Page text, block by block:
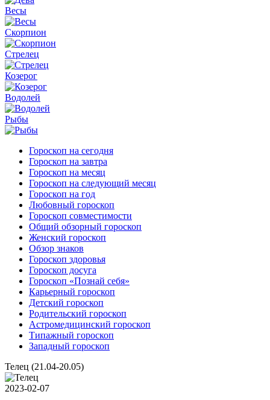
Весы
Скорпион
Стрелец
Козерог
Водолей
Рыбы
Гороскоп на сегодня
Гороскоп на завтра
Гороскоп на месяц
Гороскоп на следующий месяц
Гороскоп на год
Любовный гороскоп
Гороскоп совместимости
Общий обзорный гороскоп
Женский гороскоп
Обзор знаков
Гороскоп здоровья
Гороскоп досуга
Гороскоп «Познай себя»
Карьерный гороскоп
Детский гороскоп
Родительский гороскоп
Астромедицинский гороскоп
Типажный гороскоп
Западный гороскоп
Телец (21.04-20.05)
2023-02-07